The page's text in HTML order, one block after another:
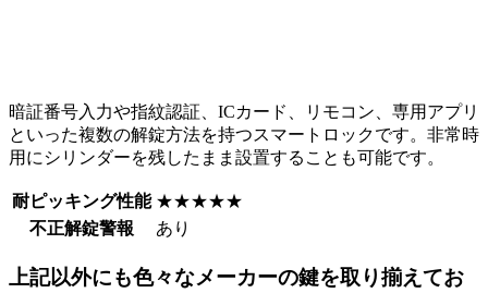
暗証番号入力や指紋認証、ICカード、リモコン、専用アプリ
といった複数の解錠方法を持つスマートロックです。非常時
用にシリンダーを残したまま設置することも可能です。
耐ピッキング性能 ★★★★★
不正解錠警報
あり
上記以外にも色々なメーカーの鍵を取り揃えてお